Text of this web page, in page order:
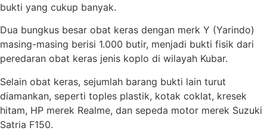
bukti yang cukup banyak.
Dua bungkus besar obat keras dengan merk Y (Yarindo)
masing-masing berisi 1.000 butir, menjadi bukti fisik dari
peredaran obat keras jenis koplo di wilayah Kubar.
Selain obat keras, sejumlah barang bukti lain turut
diamankan, seperti toples plastik, kotak coklat, kresek
hitam, HP merek Realme, dan sepeda motor merek Suzuki
Satria F150.